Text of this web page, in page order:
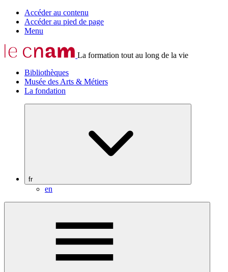
Accéder au contenu
Accéder au pied de page
Menu
La formation tout au long de la vie
Bibliothèques
Musée des Arts & Métiers
La fondation
fr
en